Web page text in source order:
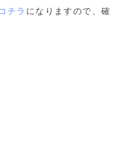
コチラ になりますので、確